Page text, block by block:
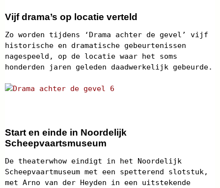
Vijf drama’s op locatie verteld
Zo worden tijdens ‘Drama achter de gevel’ vijf
historische en dramatische gebeurtenissen
nagespeeld, op de locatie waar het soms
honderden jaren geleden daadwerkelijk gebeurde.
Start en einde in Noordelijk
Scheepvaartsmuseum
De theaterwhow eindigt in het Noordelijk
Scheepvaartmuseum met een spetterend slotstuk,
met Arno van der Heyden in een uitstekende